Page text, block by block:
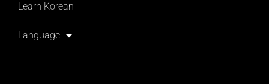
Learn Korean
Language